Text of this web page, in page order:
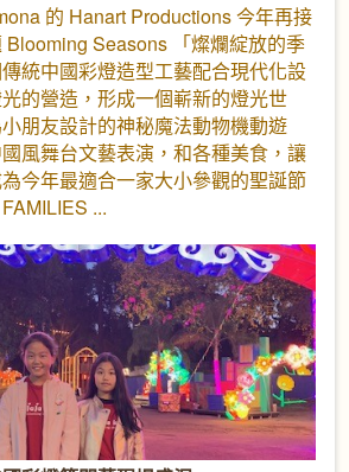
的 Hanart Productions 今年再接
Seasons 「燦爛綻放的季
統中國彩燈造型工藝配合現代化設
的營造，形成一個嶄新的燈光世
朋友設計的神秘魔法動物機動遊
風舞台文藝表演，和各種美食，讓
今年最適合一家大小參觀的聖誕節